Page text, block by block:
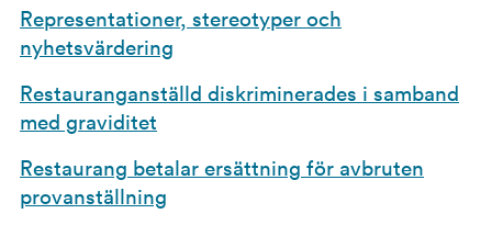
Representationer, stereotyper och
nyhetsvärdering
Restauranganställd diskriminerades i samband
med graviditet
Restaurang betalar ersättning för avbruten
provanställning